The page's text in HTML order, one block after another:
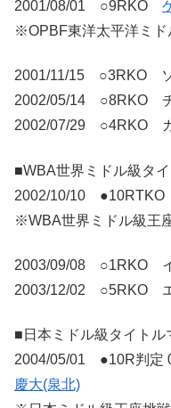
2001/08/01 ○9RKO
※OPBF東洋太平洋ミド
2001/11/15 ○3RKO
2002/05/14 ○8RKO
2002/07/29 ○4RKO ガ
■WBA世界ミドル級タ
2002/10/10 ●10RTKO
※WBA世界ミドル級王
2003/09/08 ○1RKO
2003/12/02 ○5RKO エ
■日本ミドル級タイトル
2004/05/01 ●10R判定
慶大(泉北)